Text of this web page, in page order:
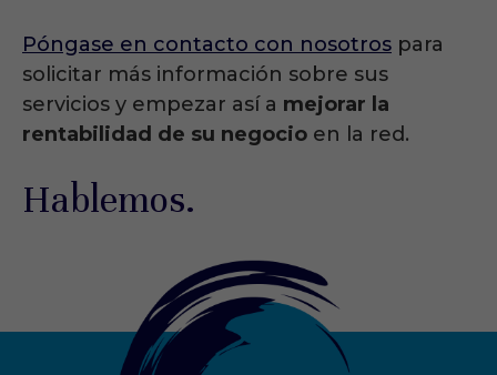
Póngase en contacto con nosotros para
solicitar más información sobre sus
servicios y empezar así a mejorar la
rentabilidad de su negocio en la red.
Hablemos.